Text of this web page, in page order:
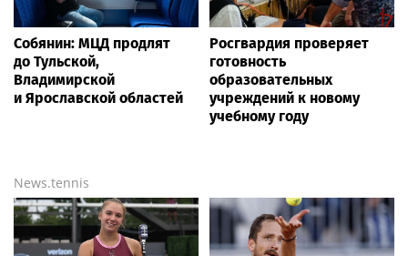
Собянин: МЦД продлят
до Тульской,
Владимирской
и Ярославской областей
Росгвардия проверяет
готовность
образовательных
учреждений к новому
учебному году
News.tennis